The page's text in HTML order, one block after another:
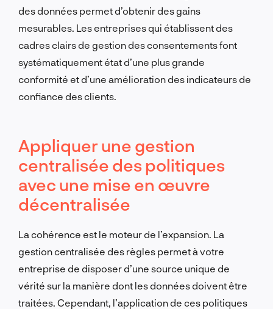
des données permet d’obtenir des gains
mesurables. Les entreprises qui établissent des
cadres clairs de gestion des consentements font
systématiquement état d’une plus grande
conformité et d’une amélioration des indicateurs de
confiance des clients.
Appliquer une gestion
centralisée des politiques
avec une mise en œuvre
décentralisée
La cohérence est le moteur de l’expansion. La
gestion centralisée des règles permet à votre
entreprise de disposer d’une source unique de
vérité sur la manière dont les données doivent être
traitées. Cependant, l’application de ces politiques